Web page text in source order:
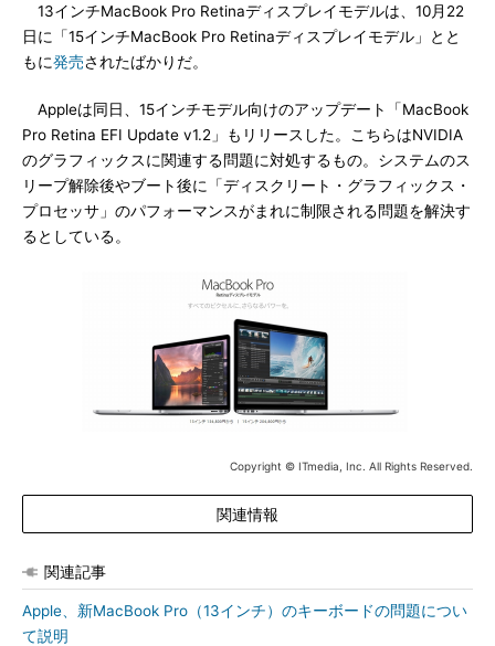
13インチMacBook Pro Retinaディスプレイモデルは、10月22
日に「15インチMacBook Pro Retinaディスプレイモデル」とと
もに発売されたばかりだ。
Appleは同日、15インチモデル向けのアップデート「MacBook
Pro Retina EFI Update v1.2」もリリースした。こちらはNVIDIA
のグラフィックスに関連する問題に対処するもの。システムのス
リープ解除後やブート後に「ディスクリート・グラフィックス・
プロセッサ」のパフォーマンスがまれに制限される問題を解決す
るとしている。
Copyright © ITmedia, Inc. All Rights Reserved.
関連情報
関連記事
Apple、新MacBook Pro（13インチ）のキーボードの問題につい
て説明